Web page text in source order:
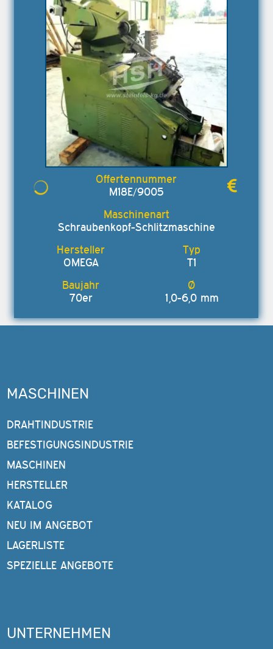
M18E/9005
Schraubenkopf-Schlitzmaschine
OMEGA T1
70er 1,0-6,0 mm
MASCHINEN
DRAHTINDUSTRIE
BEFESTIGUNGSINDUSTRIE
MASCHINEN
HERSTELLER
KATALOG
NEU IM ANGEBOT
LAGERLISTE
SPEZIELLE ANGEBOTE
UNTERNEHMEN